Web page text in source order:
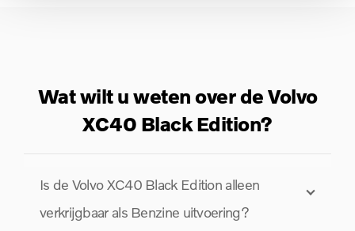
Wat wilt u weten over de Volvo
XC40 Black Edition?
Is de Volvo XC40 Black Edition alleen
verkrijgbaar als Benzine uitvoering?